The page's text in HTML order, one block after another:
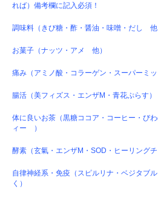
れば）備考欄に記入必須！
調味料（きび糖・酢・醤油・味噌・だし 他
お菓子（ナッツ・アメ 他）
痛み（アミノ酸・コラーゲン・スーパーミッ
腸活（美フィズス・エンザM・青花ぷらす）
体に良いお茶（黒糖ココア・コーヒー・び
ィー ）
酵素（玄氣・エンザM・SOD・ヒーリングチ
自律神経系・免疫（スピルリナ・ベジタブ
く）